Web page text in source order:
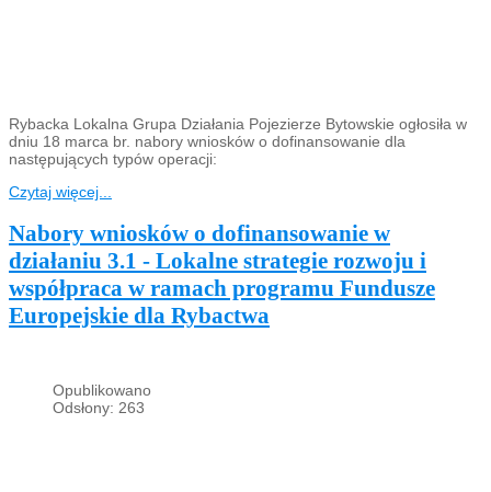
Rybacka Lokalna Grupa Działania Pojezierze Bytowskie ogłosiła w
dniu 18 marca br. nabory wniosków o dofinansowanie dla
następujących typów operacji:
Czytaj więcej...
Nabory wniosków o dofinansowanie w
działaniu 3.1 - Lokalne strategie rozwoju i
współpraca w ramach programu Fundusze
Europejskie dla Rybactwa
Opublikowano
Odsłony: 263